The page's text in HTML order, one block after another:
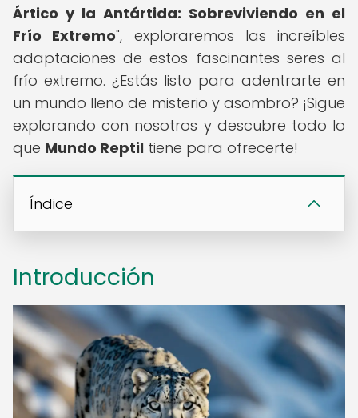
Ártico y la Antártida: Sobreviviendo en el
Frío Extremo", exploraremos las increíbles
adaptaciones de estos fascinantes seres al
frío extremo. ¿Estás listo para adentrarte en
un mundo lleno de misterio y asombro? ¡Sigue
explorando con nosotros y descubre todo lo
que Mundo Reptil tiene para ofrecerte!
Índice
Introducción